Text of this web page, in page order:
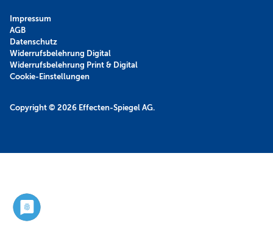
Copyright © 2026 Effecten-Spiegel AG.
Impressum
AGB
Datenschutz
Widerrufsbelehrung Digital
Widerrufsbelehrung Print & Digital
Cookie-Einstellungen